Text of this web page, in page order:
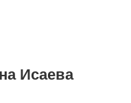
Исаева